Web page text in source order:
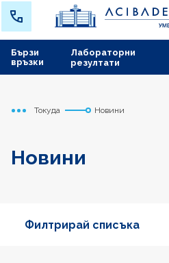
Лабораторни
резултати
Бързи
връзки
Начало
Токуда Новини
Новини
Филтрирай списъка